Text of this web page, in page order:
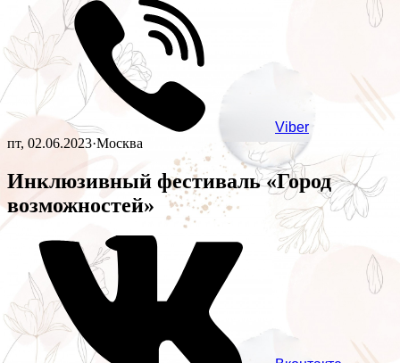
Viber
пт, 02.06.2023·Москва
Инклюзивный фестиваль «Город
возможностей»